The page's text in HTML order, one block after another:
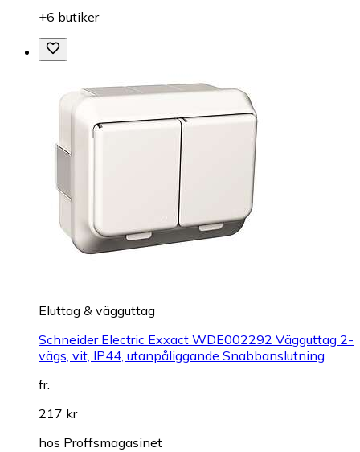
+6 butiker
Eluttag & vägguttag
Schneider Electric Exxact WDE002292 Vägguttag 2-
vägs, vit, IP44, utanpåliggande Snabbanslutning
fr.
217 kr
hos Proffsmagasinet